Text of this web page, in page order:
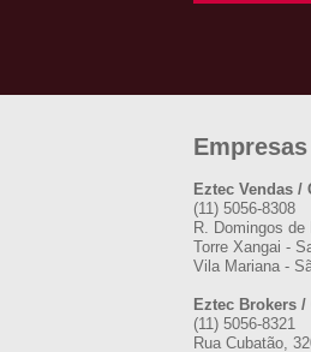
Eztec Vendas /
(11) 5056-8308
R. Domingos
Torre Xangai -
Vila Mariana -
Eztec Brokers /
(11) 5056-8321
Rua Cubatão,